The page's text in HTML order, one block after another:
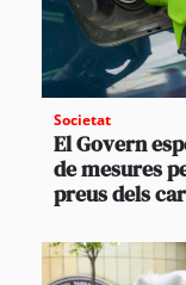
Societat
El Govern
de mesures
preus dels